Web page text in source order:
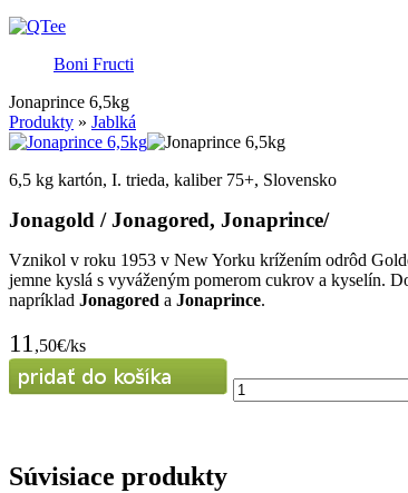
Boni Fructi
Jonaprince 6,5kg
Produkty » Jablká
6,5 kg kartón, I. trieda, kaliber 75+, Slovensko
Jonagold / Jonagored, Jonaprince/
Vznikol v roku 1953 v New Yorku krížením odrôd
jemne kyslá s vyváženým pomerom cukrov a kyselín.
napríklad Jonagored a Jonaprince.
11,50€/ks
Súvisiace produkty